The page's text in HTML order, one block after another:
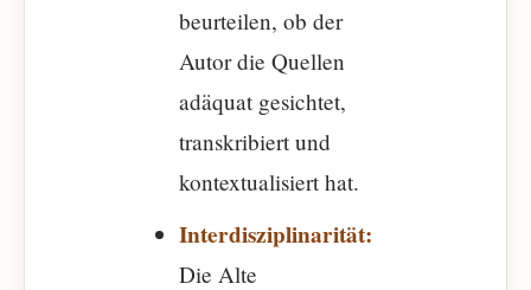
beurteilen, ob der
Autor die Quellen
adäquat gesichtet,
transkribiert und
kontextualisiert hat.
Interdisziplinarität:
Die Alte